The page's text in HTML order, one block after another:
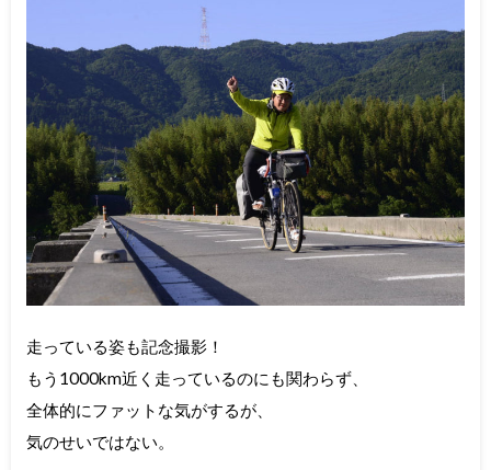
走っている姿も記念撮影！
もう1000km近く走っているのにも関わらず、
全体的にファットな気がするが、
気のせいではない。